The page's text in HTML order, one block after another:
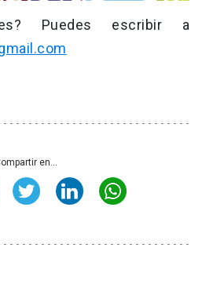
Puedes escribir a
en...